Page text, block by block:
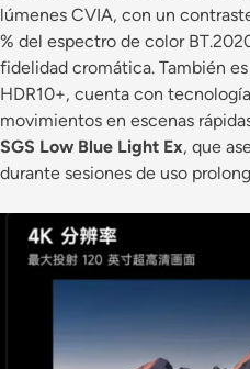
lúmenes CVIA, con un
% del espectro de color
fidelidad cromática. También
HDR10+, cuenta con
movimientos en escenas
SGS Low Blue Light Ex, que
durante sesiones de uso